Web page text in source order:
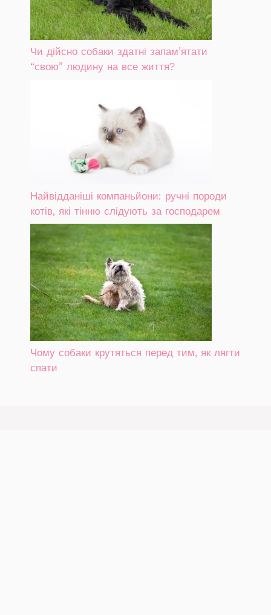
Чи дійсно собаки здатні запам’ятати
“свою” людину на все життя?
Найвідданіші компаньйони: ручні породи
котів, які тінню слідують за господарем
Чому собаки крутяться перед тим, як лягти
спати